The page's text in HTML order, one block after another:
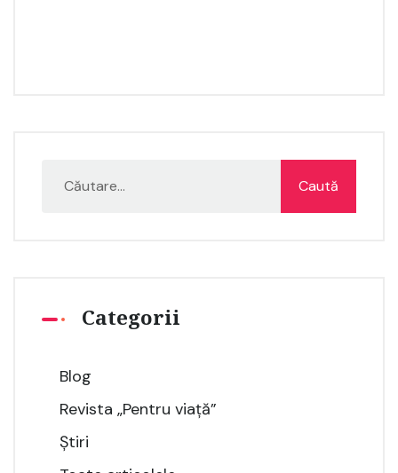
Categorii
Blog
Revista „Pentru viață”
Știri